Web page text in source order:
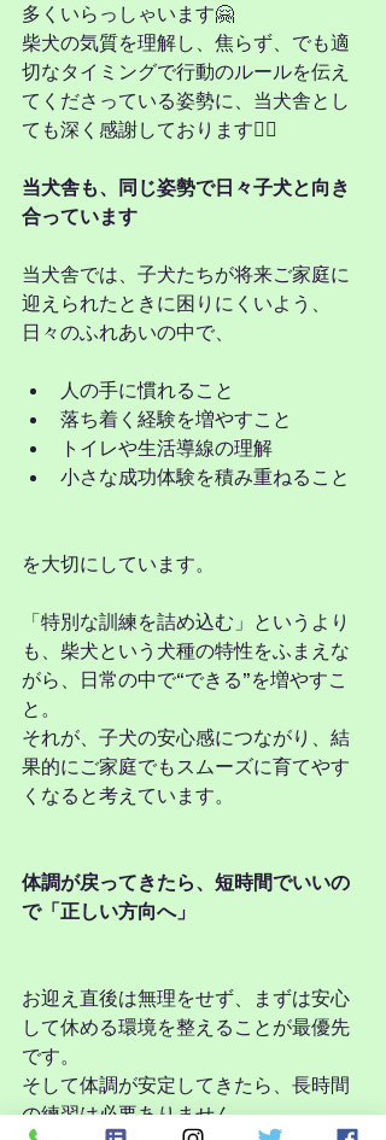
多くいらっしゃいます🤗
柴犬の気質を理解し、焦らず、でも適
切なタイミングで行動のルールを伝え
てくださっている姿勢に、当犬舎とし
ても深く感謝しております🙇‍♂️
当犬舎も、同じ姿勢で日々子犬と向き
合っています
当犬舎では、子犬たちが将来ご家庭に
迎えられたときに困りにくいよう、
日々のふれあいの中で、
人の手に慣れること
落ち着く経験を増やすこと
トイレや生活導線の理解
小さな成功体験を積み重ねること
を大切にしています。
「特別な訓練を詰め込む」というより
も、柴犬という犬種の特性をふまえな
がら、日常の中で“できる”を増やすこ
と。
それが、子犬の安心感につながり、結
果的にご家庭でもスムーズに育てやす
くなると考えています。
体調が戻ってきたら、短時間でいいの
で「正しい方向へ」
お迎え直後は無理をせず、まずは安心
して休める環境を整えることが最優先
です。
そして体調が安定してきたら、長時間
の練習は必要ありません。